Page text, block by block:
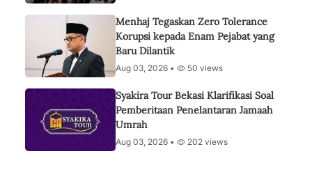
Menhaj Tegaskan Zero Tolerance
Korupsi kepada Enam Pejabat yang
Baru Dilantik
Aug 03, 2026 • 50 views
Syakira Tour Bekasi Klarifikasi Soal
Pemberitaan Penelantaran Jamaah
Umrah
Aug 03, 2026 • 202 views